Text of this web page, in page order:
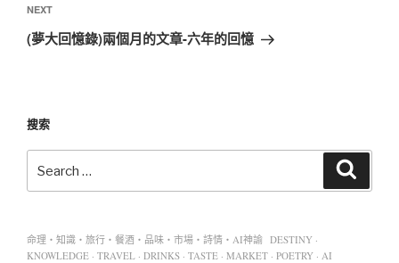
NEXT
(夢大回憶錄)兩個月的文章-六年的回憶
搜索
命理・知識・旅行・餐酒・品味・市場・詩情・AI神諭 DESTINY ·
KNOWLEDGE · TRAVEL · DRINKS · TASTE · MARKET · POETRY · AI